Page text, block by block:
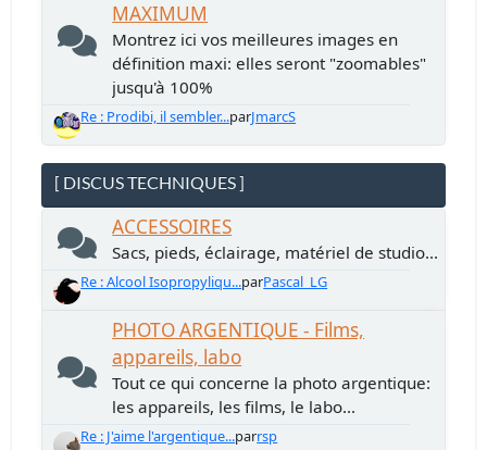
MAXIMUM
Montrez ici vos meilleures images en
définition maxi: elles seront "zoomables"
jusqu'à 100%
Re : Prodibi, il sembler...parJmarcS
[ DISCUS TECHNIQUES ]
ACCESSOIRES
Sacs, pieds, éclairage, matériel de studio...
Re : Alcool Isopropyliqu...parPascal_LG
PHOTO ARGENTIQUE - Films,
appareils, labo
Tout ce qui concerne la photo argentique:
les appareils, les films, le labo...
Re : J'aime l'argentique...parrsp